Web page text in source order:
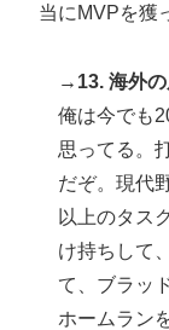
当にMVPを獲
→13. 海外
俺は今でも
思ってる。
だぞ。現代
以上のタス
け持ちして
て、ブラッ
ホームラン